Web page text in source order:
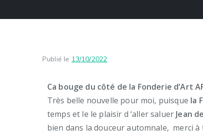
Publié le 13/10/2022
Ca bouge du côté de la Fonderie d’Art
Très belle nouvelle pour moi, puisque la
temps et le le plaisir d ‘aller saluer Jean
bien dans la douceur automnale, merci à